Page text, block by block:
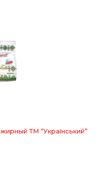
ТМ “Український”